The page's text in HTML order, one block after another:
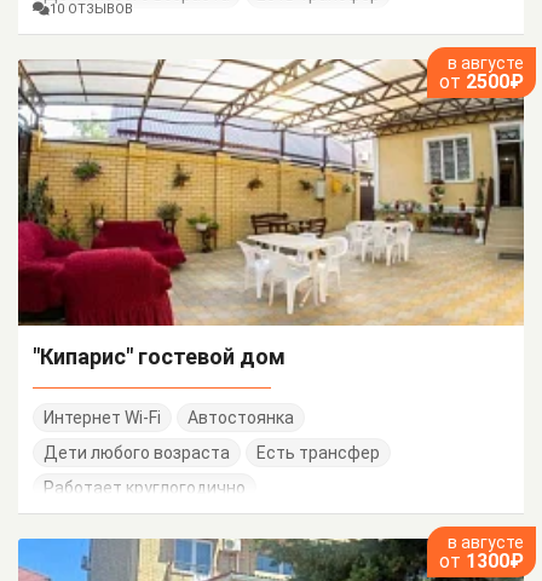
10 ОТЗЫВОВ
в августе
от 2500₽
"Кипарис" гостевой дом
Интернет Wi-Fi
Автостоянка
Дети любого возраста
Есть трансфер
Работает круглогодично
в августе
от 1300₽